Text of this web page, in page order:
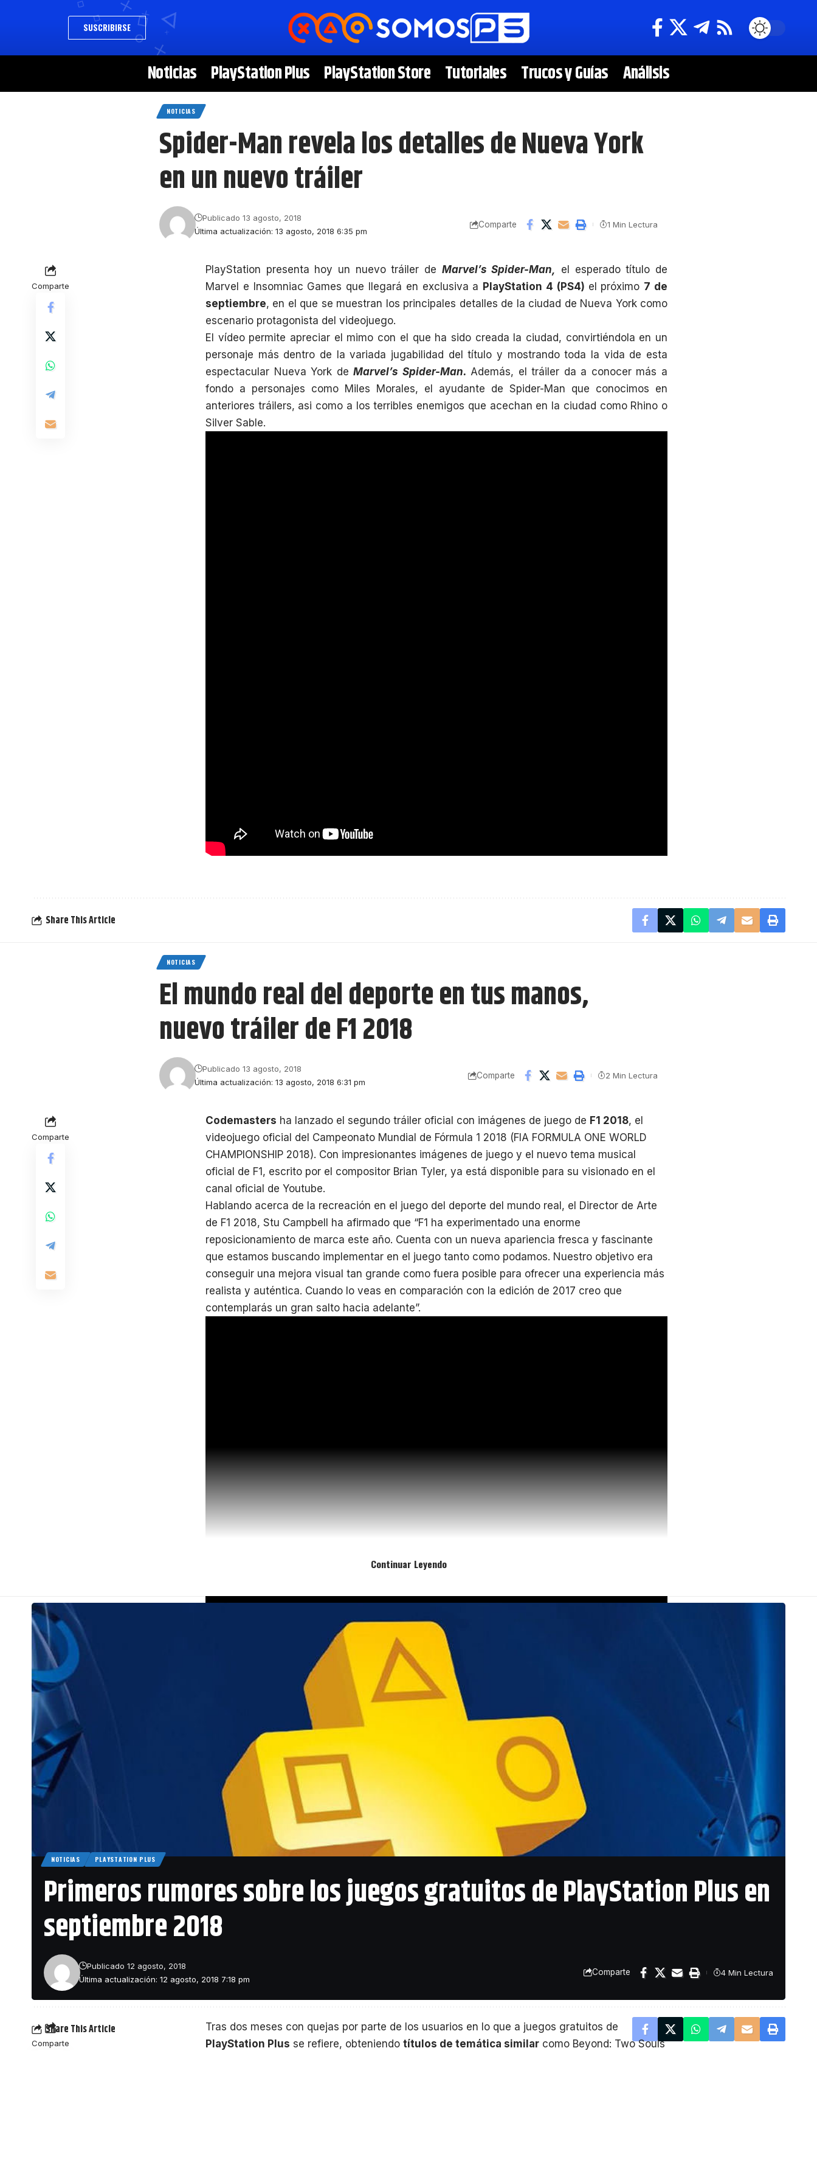
SUSCRIBIRSE
Noticias PlayStation Plus PlayStation Store Tutoriales Trucos y Guías Análisis
NOTICIAS
Spider-Man revela los detalles de Nueva York
en un nuevo tráiler
Última actualización: 13 agosto, 2018 6:35 pm
Publicado 13 agosto, 2018
Comparte 1 Min Lectura
Comparte
PlayStation presenta hoy un nuevo tráiler de Marvel’s Spider-Man, el esperado título de
Marvel e Insomniac Games que llegará en exclusiva a PlayStation 4 (PS4) el próximo 7 de
septiembre, en el que se muestran los principales detalles de la ciudad de Nueva York como
escenario protagonista del videojuego.
El vídeo permite apreciar el mimo con el que ha sido creada la ciudad, convirtiéndola en un
personaje más dentro de la variada jugabilidad del título y mostrando toda la vida de esta
espectacular Nueva York deMarvel’s Spider-Man. Además, el tráiler da a conocer más a
fondo a personajes como Miles Morales, el ayudante de Spider-Man que conocimos en
anteriores tráilers, asi como a los terribles enemigos que acechan en la ciudad como Rhino o
Silver Sable.
Share This Article
NOTICIAS
El mundo real del deporte en tus manos,
nuevo tráiler de F1 2018
Última actualización: 13 agosto, 2018 6:31 pm
Publicado 13 agosto, 2018
Comparte 2 Min Lectura
Comparte
Codemasters ha lanzado el segundo tráiler oficial con imágenes de juego de F1 2018, el
videojuego oficial del Campeonato Mundial de Fórmula 1 2018 (FIA FORMULA ONE WORLD
CHAMPIONSHIP 2018). Con impresionantes imágenes de juego y el nuevo tema musical
oficial de F1, escrito por el compositor Brian Tyler, ya está disponible para su visionado en el
canal oficial de Youtube.
Hablando acerca de la recreación en el juego del deporte del mundo real, el Director de Arte
de F1 2018, Stu Campbell ha afirmado que “F1 ha experimentado una enorme
reposicionamiento de marca este año. Cuenta con un nueva apariencia fresca y fascinante
que estamos buscando implementar en el juego tanto como podamos. Nuestro objetivo era
conseguir una mejora visual tan grande como fuera posible para ofrecer una experiencia más
realista y auténtica. Cuando lo veas en comparación con la edición de 2017 creo que
contemplarás un gran salto hacia adelante”.
F1 2018 cuenta con todos los equipos oficiales, pilotos y todos los 21 circuitos de la
apasionante temporada 2018, entre los que se incluyen los trazados de Paul Ricard y
Hockenheim. Además de los contenidos de la presente temporada, el juego incluye 20
vehículos icónicos de la historia del deporte, que te permitirán pilotar coches como el
legendario McLaren M23D de James Hunt que obtuvo la victoria en el Campeonato de 1976 y
el Ferrari 312 T2 de Niki Lauda, ambos aparecían en el éxito cinematográfico ‘Rush’ (2013).
F1 2018se lanzará en en todo el mundo el próximo 24 de agosto de 2018.
Share This Article
Continuar Leyendo
NOTICIAS PLAYSTATION PLUS
Primeros rumores sobre los juegos gratuitos de PlayStation Plus en
septiembre 2018
Última actualización: 12 agosto, 2018 7:18 pm
Publicado 12 agosto, 2018
Comparte 4 Min Lectura
Comparte
Tras dos meses con quejas por parte de los usuarios en lo que a juegos gratuitos de
PlayStation Plus se refiere, obteniendo títulos de temática similar como Beyond: Two Souls